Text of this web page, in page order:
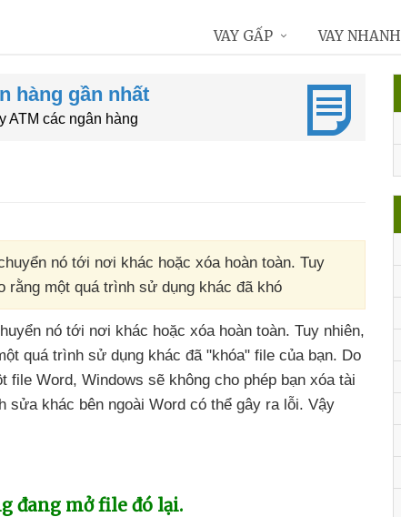
hàng gần nhất
ATM các ngân hàng
nó tới nơi khác hoặc xóa hoàn toàn. Tuy
rằng một quá trình sử dụng khác đã khó
nó tới nơi khác hoặc xóa hoàn toàn. Tuy nhiên,
quá trình sử dụng khác đã "khóa" file của bạn. Do
file Word, Windows sẽ không cho phép bạn xóa tài
sửa khác bên ngoài Word có thể gây ra lỗi. Vậy
đang mở file đó lại.
VAY GẤP VAY NHANH